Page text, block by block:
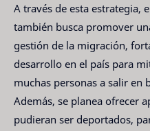
A través de esta estrategia,
también busca promover
gestión de la migración,
desarrollo en el país para
muchas personas a salir en
Además, se planea ofrecer
pudieran ser deportados,